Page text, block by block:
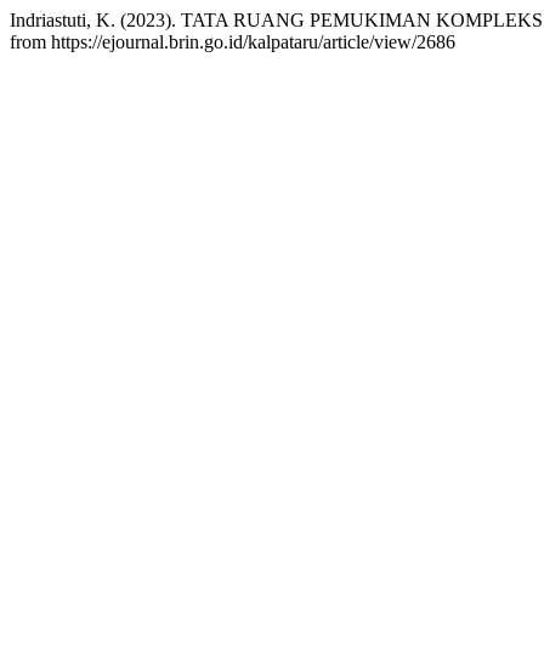
Indriastuti, K. (2023). TATA RUANG PEMUKIMAN
from https://ejournal.brin.go.id/kalpataru/article/view/2686